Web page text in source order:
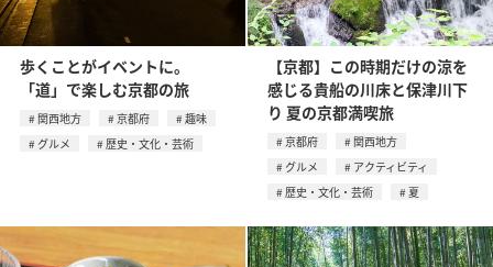
歩くことがイベントに。
「道」で楽しむ京都の旅
関西地方 京都府
趣味
グルメ
歴史・文化・芸術
【京都】この時期だけの涼を
感じる貴船の川床と保津川下
り 夏の京都満喫旅
京都府
関西地方
グルメ
アクティビティ
歴史・文化・芸術
夏